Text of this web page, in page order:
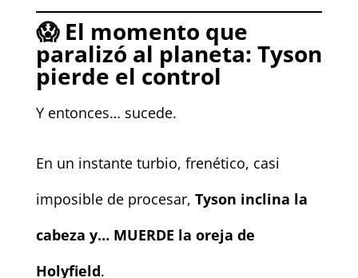
😱 El momento que
paralizó al planeta: Tyson
pierde el control
Y entonces… sucede.
En un instante turbio, frenético, casi
imposible de procesar, Tyson inclina la
cabeza y… MUERDE la oreja de
Holyfield.